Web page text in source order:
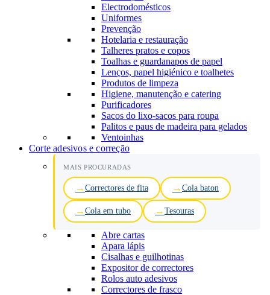
Electrodomésticos
Uniformes
Prevenção
Hotelaria e restauração
Talheres pratos e copos
Toalhas e guardanapos de papel
Lenços, papel higiénico e toalhetes
Produtos de limpeza
Higiene, manutenção e catering
Purificadores
Sacos do lixo-sacos para roupa
Palitos e paus de madeira para gelados
Ventoinhas
Corte adesivos e correção
MAIS PROCURADAS
Correctores de fita Cola baton
Cola em tubo Tesouras
Abre cartas
Apara lápis
Cisalhas e guilhotinas
Expositor de correctores
Rolos auto adesivos
Correctores de frasco